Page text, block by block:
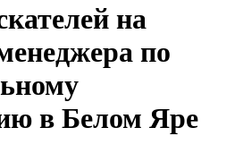
на
по
в Белом Яре